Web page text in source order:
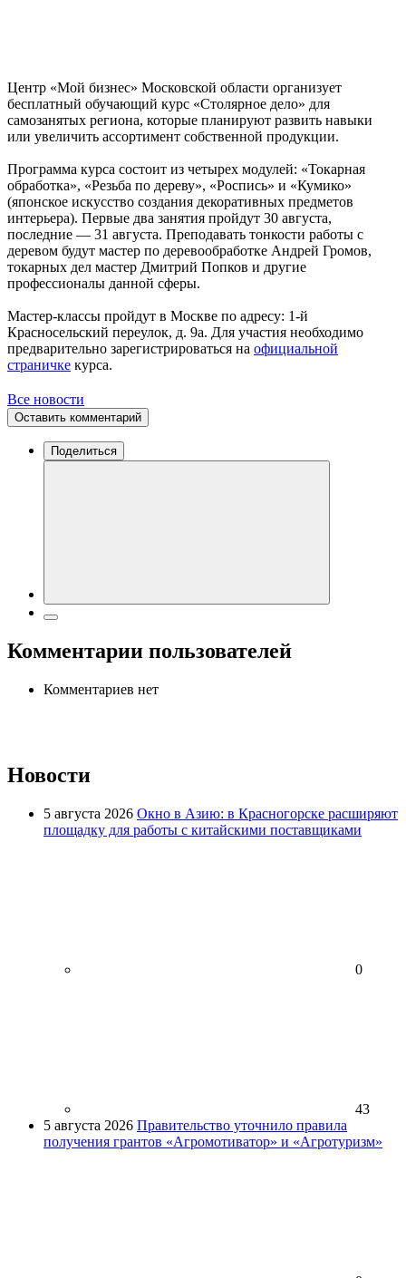
Центр «Мой бизнес» Московской области организует
бесплатный обучающий курс «Столярное дело» для
самозанятых региона, которые планируют развить навыки
или увеличить ассортимент собственной продукции.
Программа курса состоит из четырех модулей: «Токарная
обработка», «Резьба по дереву», «Роспись» и «Кумико»
(японское искусство создания декоративных предметов
интерьера). Первые два занятия пройдут 30 августа,
последние — 31 августа. Преподавать тонкости работы с
деревом будут мастер по деревообработке Андрей Громов,
токарных дел мастер Дмитрий Попков и другие
профессионалы данной сферы.
Мастер-классы пройдут в Москве по адресу: 1-й
Красносельский переулок, д. 9а. Для участия необходимо
предварительно зарегистрироваться на официальной
страничке курса.
Все новости
Оставить комментарий
Поделиться
Комментарии пользователей
Комментариев нет
Новости
5 августа 2026 Окно в Азию: в Красногорске расширяют
площадку для работы с китайскими поставщиками
0
43
5 августа 2026 Правительство уточнило правила
получения грантов «Агромотиватор» и «Агротуризм»